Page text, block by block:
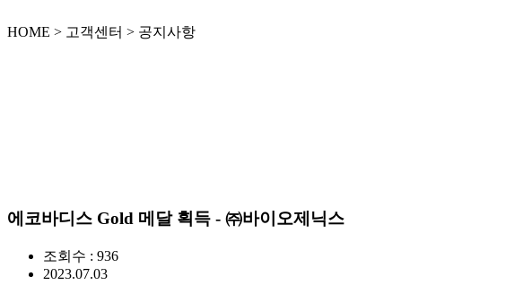
HOME > 고객센터 > 공지사항
에코바디스 Gold 메달 획득 - ㈜바이오제닉스
조회수 : 936
2023.07.03